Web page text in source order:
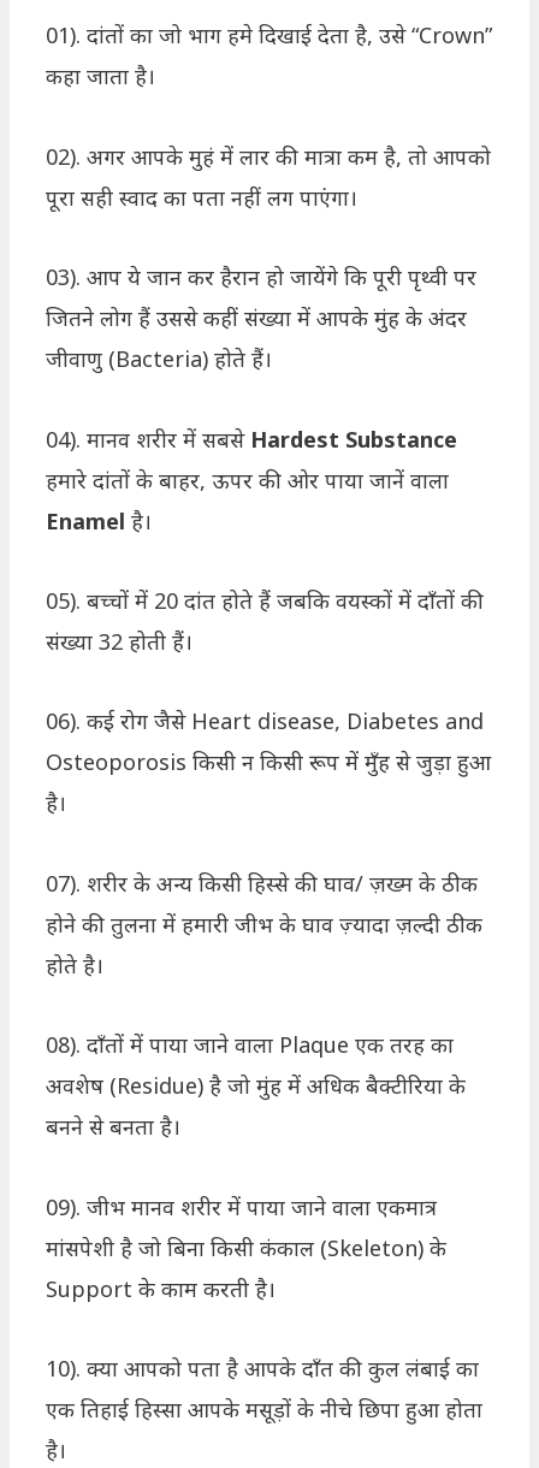
01). दांतों का जो भाग हमे दिखाई देता है, उसे “Crown”
कहा जाता है।
02). अगर आपके मुहं में लार की मात्रा कम है, तो आपको
पूरा सही स्वाद का पता नहीं लग पाएंगा।
03). आप ये जान कर हैरान हो जायेंगे कि पूरी पृथ्वी पर
जितने लोग हैं उससे कहीं संख्या में आपके मुंह के अंदर
जीवाणु (Bacteria) होते हैं।
04). मानव शरीर में सबसे Hardest Substance
हमारे दांतों के बाहर, ऊपर की ओर पाया जानें वाला
Enamel है।
05). बच्चों में 20 दांत होते हैं जबकि वयस्कों में दाँतों की
संख्या 32 होती हैं।
06). कई रोग जैसे Heart disease, Diabetes and
Osteoporosis किसी न किसी रूप में मुँह से जुड़ा हुआ
है।
07). शरीर के अन्य किसी हिस्से की घाव/ ज़ख्म के ठीक
होने की तुलना में हमारी जीभ के घाव ज़्यादा ज़ल्दी ठीक
होते है।
08). दाँतों में पाया जाने वाला Plaque एक तरह का
अवशेष (Residue) है जो मुंह में अधिक बैक्टीरिया के
बनने से बनता है।
09). जीभ मानव शरीर में पाया जाने वाला एकमात्र
मांसपेशी है जो बिना किसी कंकाल (Skeleton) के
Support के काम करती है।
10). क्या आपको पता है आपके दाँत की कुल लंबाई का
एक तिहाई हिस्सा आपके मसूड़ों के नीचे छिपा हुआ होता
है।